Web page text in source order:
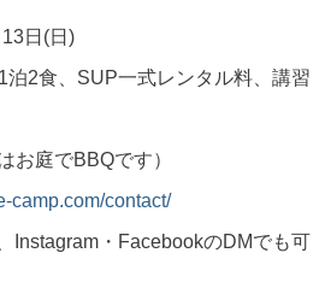
日(日)
2食、SUP一式レンタル料、講習
庭でBBQです）
camp.com/contact/
Instagram・FacebookのDMでも可